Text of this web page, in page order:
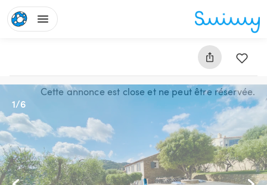
Cette annonce est close et ne peut être réservée.
1/6